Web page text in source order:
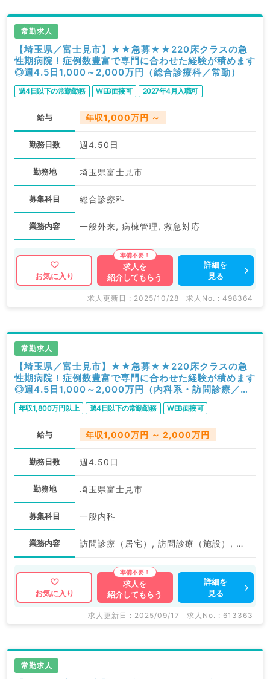
常勤求人
【埼玉県／富士見市】★★急募★★220床クラスの急
性期病院！症例数豊富で専門に合わせた経験が積めます
◎週4.5日1,000～2,000万円（総合診療科／常勤）
週4日以下の常勤勤務 WEB面接可 2027年4月入職可
給与 年収1,000万円 ～
勤務日数 週4.50日
勤務地 埼玉県富士見市
募集科目 総合診療科
業務内容 一般外来, 病棟管理, 救急対応
お気に入り
求人を
紹介してもらう
詳細を
見る
求人更新日 : 2025/10/28 求人No. : 498364
常勤求人
【埼玉県／富士見市】★★急募★★220床クラスの急
性期病院！症例数豊富で専門に合わせた経験が積めます
◎週4.5日1,000～2,000万円（内科系・訪問診療／常
勤）
年収1,800万円以上 週4日以下の常勤勤務 WEB面接可
給与 年収1,000万円 ～ 2,000万円
勤務日数 週4.50日
勤務地 埼玉県富士見市
募集科目 一般内科
業務内容 訪問診療（居宅）, 訪問診療（施設）, その他
お気に入り
求人を
紹介してもらう
詳細を
見る
求人更新日 : 2025/09/17 求人No. : 613363
常勤求人